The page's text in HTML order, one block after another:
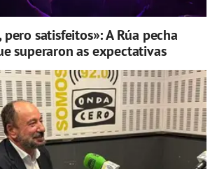
pero satisfeitos»: A Rúa pecha
superaron as expectativas